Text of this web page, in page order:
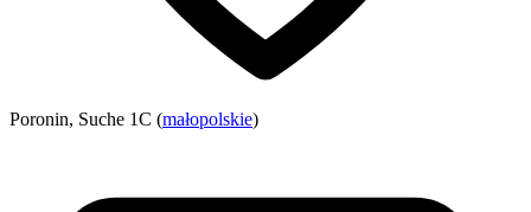
Poronin, Suche 1C (małopolskie)